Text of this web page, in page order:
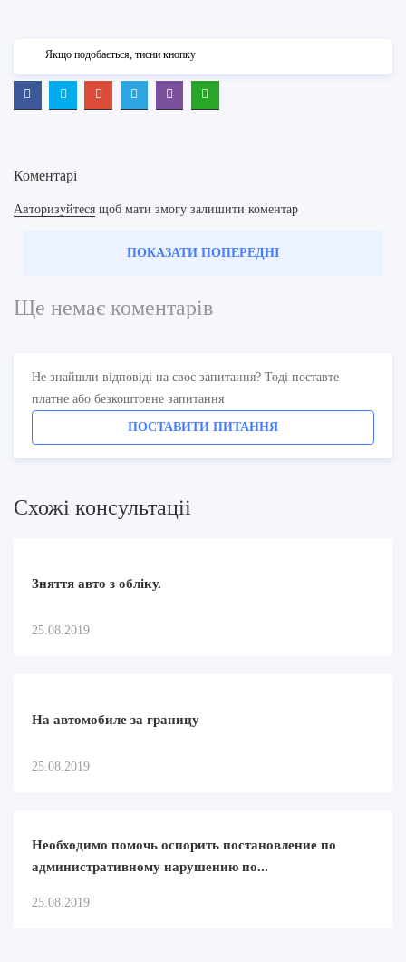
Якщо подобається, тисни кнопку
Коментарі
Авторизуйтеся щоб мати змогу залишити коментар
ПОКАЗАТИ ПОПЕРЕДНІ
Ще немає коментарів
Не знайшли відповіді на своє запитання? Тоді поставте
платне або безкоштовне запитання
ПОСТАВИТИ ПИТАННЯ
Схожi консультацii
Зняття авто з обліку.
25.08.2019
На автомобиле за границу
25.08.2019
Необходимо помочь оспорить постановление по
административному нарушению по...
25.08.2019